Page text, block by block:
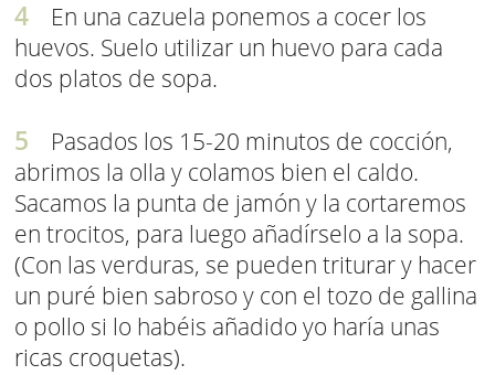
En una cazuela ponemos a cocer los
huevos. Suelo utilizar un huevo para cada
dos platos de sopa.
Pasados los 15-20 minutos de cocción,
abrimos la olla y colamos bien el caldo.
Sacamos la punta de jamón y la cortaremos
en trocitos, para luego añadírselo a la sopa.
(Con las verduras, se pueden triturar y hacer
un puré bien sabroso y con el tozo de gallina
o pollo si lo habéis añadido yo haría unas
ricas croquetas).